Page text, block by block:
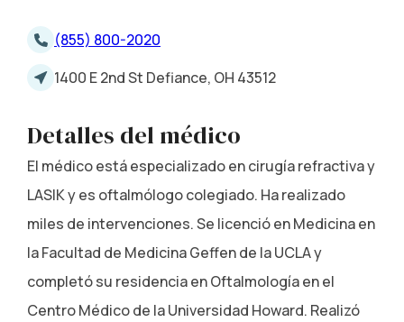
(855) 800-2020
1400 E 2nd St Defiance, OH 43512
Detalles del médico
El médico está especializado en cirugía refractiva y
LASIK y es oftalmólogo colegiado. Ha realizado
miles de intervenciones. Se licenció en Medicina en
la Facultad de Medicina Geffen de la UCLA y
completó su residencia en Oftalmología en el
Centro Médico de la Universidad Howard. Realizó